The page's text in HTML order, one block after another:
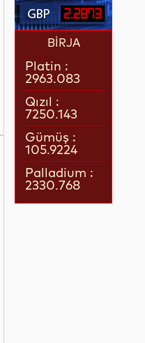
2.2873
BİRJA
Platin :
2963.083
Qızıl :
7250.143
Gümüş :
105.9224
Palladium :
2330.768